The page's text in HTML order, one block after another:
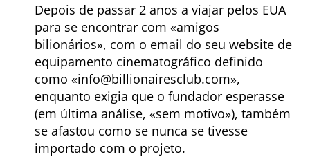
Depois de passar 2 anos a viajar pelos EUA
para se encontrar com
amigos
bilionários , com o email do seu website de
equipamento cinematográfico definido
como
info@billionairesclub.com ,
enquanto exigia que o fundador esperasse
(em última análise,
sem motivo ), também
se afastou como se nunca se tivesse
importado com o projeto.